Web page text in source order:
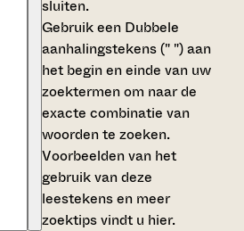
sluiten.
Gebruik een Dubbele
aanhalingstekens (" ")aan
het begin en einde van uw
zoektermen om naar de
exacte combinatie van
woorden te zoeken.
Voorbeelden van het
gebruik van deze
leestekens en meer
zoektips vindt u hier.